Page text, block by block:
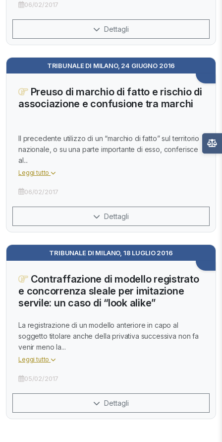
06/02/2017
Dettagli
TRIBUNALE DI MILANO, 24 GIUGNO 2016
Preuso di marchio di fatto e rischio di
associazione e confusione tra marchi
Il precedente utilizzo di un “marchio di fatto” sul territorio
nazionale, o su una parte importante di esso, conferisce
al...
Leggi tutto
06/02/2017
Dettagli
TRIBUNALE DI MILANO, 18 LUGLIO 2016
Contraffazione di modello registrato
e concorrenza sleale per imitazione
servile: un caso di “look alike”
La registrazione di un modello anteriore in capo al
soggetto titolare anche della privativa successiva non fa
venir meno la...
Leggi tutto
05/02/2017
Dettagli